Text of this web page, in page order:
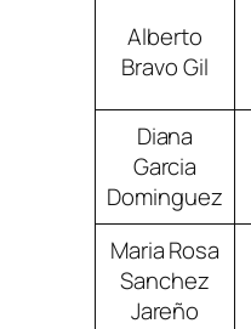
Alberto
Bravo Gil
Diana
Garcia
Dominguez
Maria Rosa
Sanchez
Jareño